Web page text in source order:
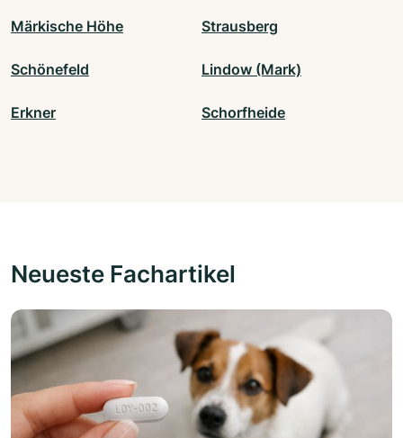
Märkische Höhe Strausberg
Schönefeld Lindow (Mark)
Erkner Schorfheide
Neueste Fachartikel